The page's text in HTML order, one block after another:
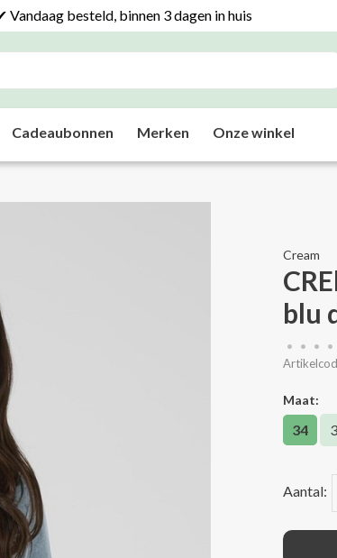
Vandaag besteld, binnen 3 dagen in huis
Cadeaubonnen Merken Onze winkel
Cream
blu
• • • •
Maat:
34
Aantal: